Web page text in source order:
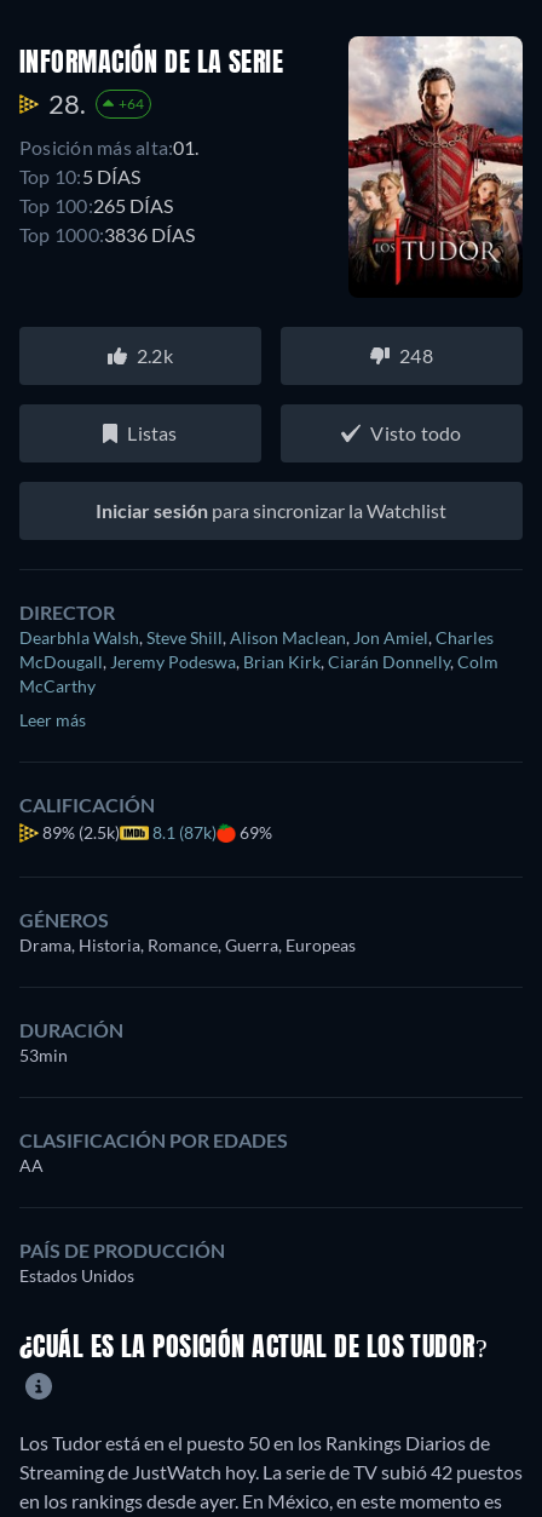
INFORMACIÓN DE LA SERIE
28. +64
Posición más alta:01.
Top 10:5 DÍAS
Top 100:265 DÍAS
Top 1000:3836 DÍAS
2.2k 248
Listas Visto todo
Iniciar sesión para sincronizar la Watchlist
DIRECTOR
Dearbhla Walsh,Steve Shill,Alison Maclean, Jon Amiel,Charles
McDougall, Jeremy Podeswa, Brian Kirk,Ciarán Donnelly,Colm
McCarthy
Leer más
CALIFICACIÓN
89% (2.5k) 8.1 (87k) 69%
GÉNEROS
Drama, Historia, Romance, Guerra, Europeas
DURACIÓN
53min
CLASIFICACIÓN POR EDADES
AA
PAÍS DE PRODUCCIÓN
Estados Unidos
¿CUÁL ES LA POSICIÓN ACTUAL DE LOS TUDOR?
Los Tudor está en el puesto 50 en los Rankings Diarios de
Streaming de JustWatch hoy. La serie de TV subió 42 puestos
en los rankings desde ayer. En México, en este momento es